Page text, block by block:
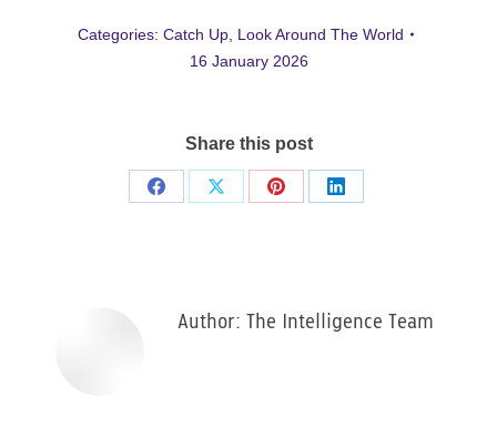
Categories: Catch Up, Look Around The World
16 January 2026
Share this post
Share
Share
Share
Share
Author: The Intelligence Team